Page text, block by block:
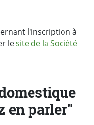
l'inscription à
lesite de la Société
en parler"